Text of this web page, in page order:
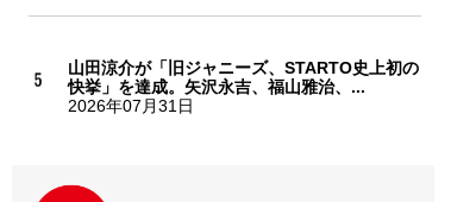
山田涼介が「旧ジャニーズ、STARTO史上初の
快挙」を達成。矢沢永吉、福山雅治、...
2026年07月31日